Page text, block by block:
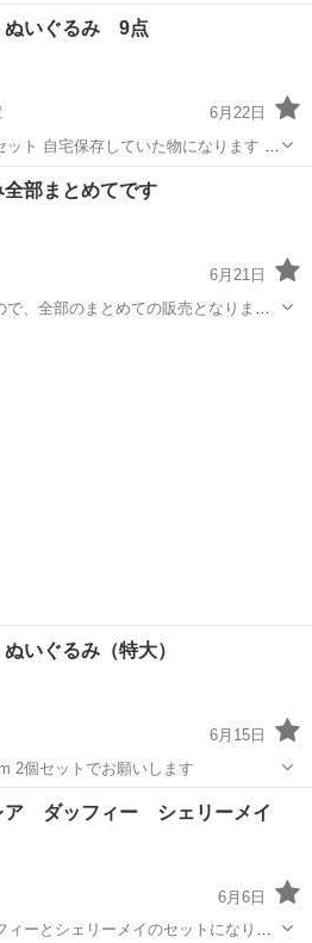
おもちゃ 割り
ぬいぐるみ 9点
6月22日
ます 毛
！ 実物を見てからお取り引きするか
り引き後の返品、クレームは受け付
前駅 おもちゃ ポケモン
部まとめてです
6月21日
、全部のまとめての販売となります
いぐるみ（特大）
6月15日
高さ50cm（耳含まず） 幅40cm 2個セットでお願いします
おもちゃ
ダッフィー シェリーメイ
6月6日
ィーとシェリーメイのセットになりま